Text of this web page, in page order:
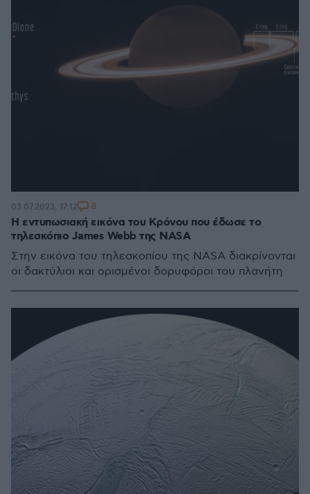
Η εντυπωσιακή εικόνα του Κρόνου που έδωσε το
τηλεσκόπιο James Webb της NASA
Στην εικόνα του τηλεσκοπίου της NASA διακρίνονται
οι δακτύλιοι και ορισμένοι δορυφόροι του πλανήτη
03.07.2023, 17:12 8